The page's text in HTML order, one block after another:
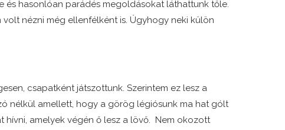
és hasonlóan parádés megoldásokat láthattunk tőle.
nézni még ellenfélként is. Úgyhogy neki külön
csapatként játszottunk. Szerintem ez lesz a
nélkül amellett, hogy a görög légiósunk ma hat gólt
hívni, amelyek végén ő lesz a lövő. Nem okozott